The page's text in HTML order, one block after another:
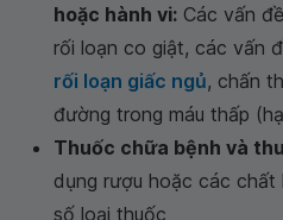
hoặc hành vi: Các vấn
rối loạn co giật, các vấn
rối loạn giấc ngủ, chấn
đường trong máu thấp
Thuốc chữa bệnh và
dụng rượu hoặc các
số loại thuốc